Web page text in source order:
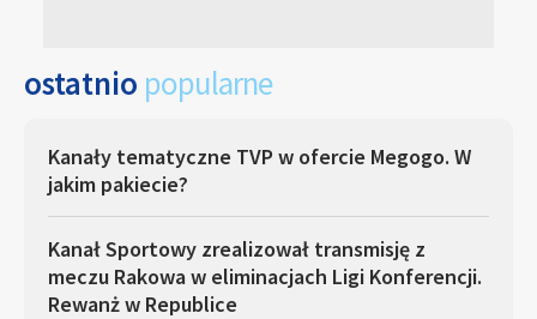
ostatnio popularne
Kanały tematyczne TVP w ofercie Megogo. W
jakim pakiecie?
Kanał Sportowy zrealizował transmisję z
meczu Rakowa w eliminacjach Ligi Konferencji.
Rewanż w Republice